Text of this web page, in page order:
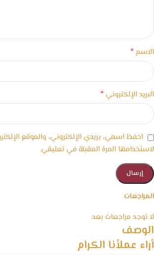
المراجعات
لا توجد مراجعات بعد.
الاسم *
البريد الإلكتروني *
احفظ اسمي، بريدي الإلكتروني، والموقع
لاستخدامها المرة المقبلة في تعليقي.
الوصف
أراء عملأنا الكرام